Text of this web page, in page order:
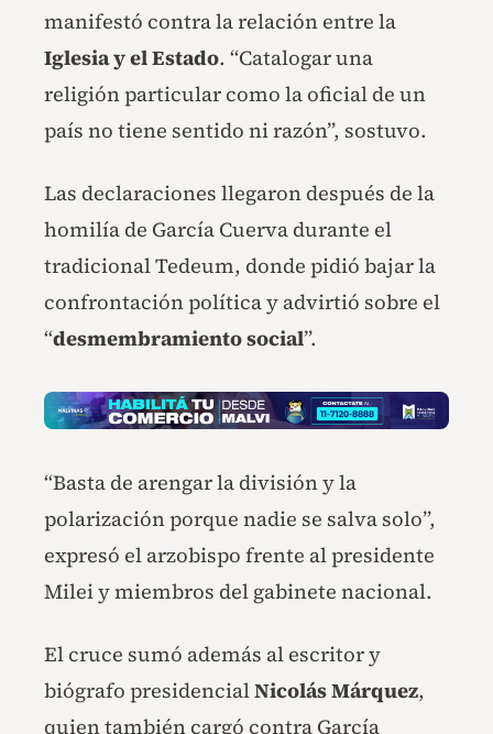
manifestó contra la relación entre la
Iglesia y el Estado. “Catalogar una
religión particular como la oficial de un
país no tiene sentido ni razón”, sostuvo.
Las declaraciones llegaron después de la
homilía de García Cuerva durante el
tradicional Tedeum, donde pidió bajar la
confrontación política y advirtió sobre el
“desmembramiento social”.
“Basta de arengar la división y la
polarización porque nadie se salva solo”,
expresó el arzobispo frente al presidente
Milei y miembros del gabinete nacional.
El cruce sumó además al escritor y
biógrafo presidencialNicolás Márquez,
quien también cargó contra García